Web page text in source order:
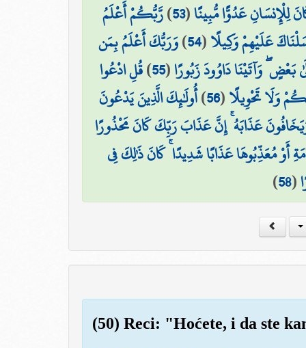
عَدُوًّا مُّبِينًا(
53
)رَّبُّكُمْ أَعْلَمُ
عَلَيْهِمْ وَكِيلًا(
54
)وَرَبُّكَ أَعْلَمُ بِمَن
وَآتَيْنَا دَاوُودَ زَبُورًا(
55
)قُلِ ادْعُوا
وَلَا تَحْوِيلًا(
56
)أُولَٰئِكَ الَّذِينَ يَدْعُونَ
عَذَابَهُ ۚ إِنَّ عَذَابَ رَبِّكَ كَانَ مَحْذُورًا
أَوْ مُعَذِّبُوهَا عَذَابًا شَدِيدًا ۚ كَانَ ذَٰلِكَ فِي
(
58
)
(50) Reci: "Hoćete, i da ste